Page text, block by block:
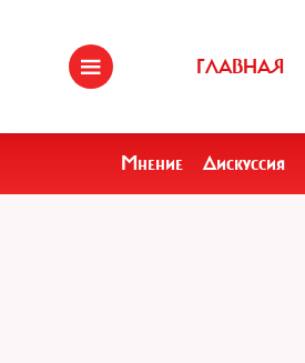
ГЛАВНАЯ
Мнение Дискуссия